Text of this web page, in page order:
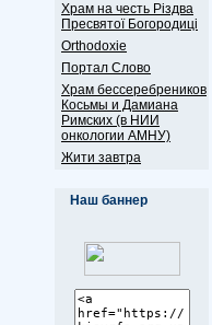
Храм на честь Різдва
Пресвятої Богородиці
Оrthodoxie
Портал Слово
Храм бессеребреников
Косьмы и Дамиана
Римских (в НИИ
онкологии АМНУ)
Жити завтра
Наш баннер